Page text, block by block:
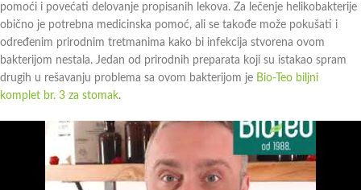
pomoći i povećati delovanje propisanih lekova. Za lečenje helikobakterije
obično je potrebna medicinska pomoć, ali se takođe može pokušati i
određenim prirodnim tretmanima kako bi infekcija stvorena ovom
bakterijom nestala. Jedan od prirodnih preparata koji su istakao spram
drugih u rešavanju problema sa ovom bakterijom je Bio-Teo biljni
komplet br. 3 za stomak.